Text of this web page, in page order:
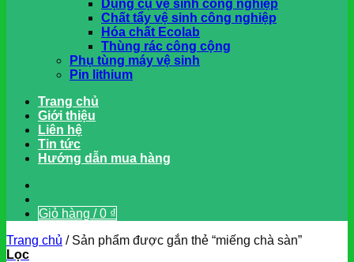
Dụng cụ vệ sinh công nghiệp
Chất tẩy vệ sinh công nghiệp
Hóa chất Ecolab
Thùng rác công cộng
Phụ tùng máy vệ sinh
Pin lithium
Trang chủ
Giới thiệu
Liên hệ
Tin tức
Hướng dẫn mua hàng
Giỏ hàng /0 ₫
Trang chủ /Sản phẩm được gắn thẻ “miếng chà sàn”
Lọc